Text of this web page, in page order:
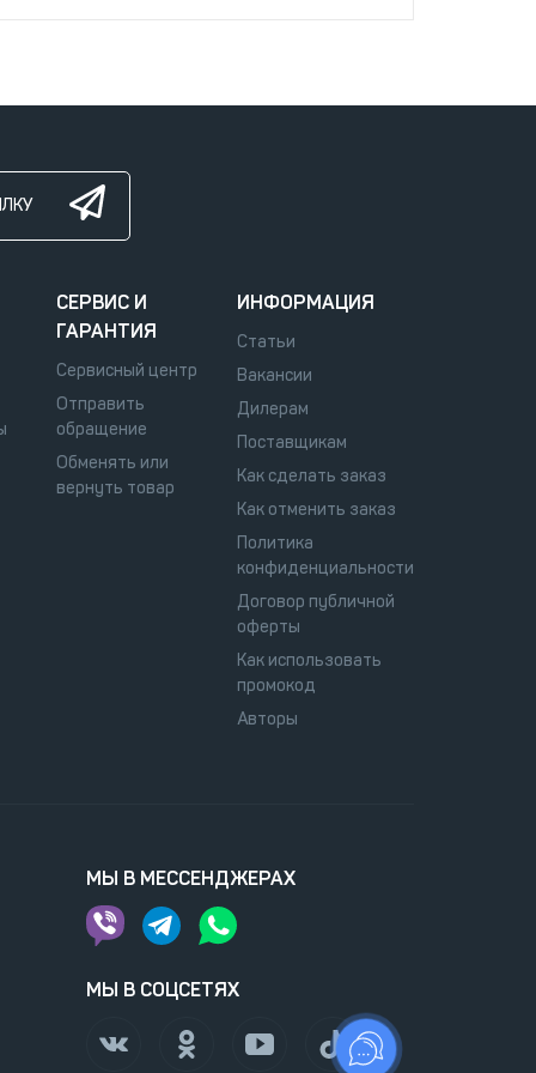
СЕРВИС И
ГАРАНТИЯ
Сервисный центр
Отправить
обращение
Обменять или
вернуть товар
ИНФОРМАЦИЯ
Статьи
Вакансии
Дилерам
Поставщикам
Как сделать заказ
Как отменить заказ
Политика
конфиденциальности
Договор публичной
оферты
Как использовать
промокод
Авторы
МЫ В МЕССЕНДЖЕРАХ
МЫ В СОЦСЕТЯХ